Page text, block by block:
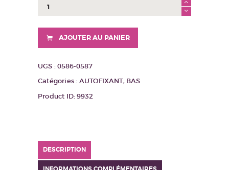
beige
AJOUTER AU PANIER
UGS :0586-0587
Catégories : AUTOFIXANT, BAS
Product ID:9932
DESCRIPTION